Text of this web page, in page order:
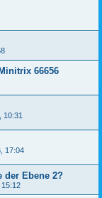
66656
10:31
17:04
der Ebene 2?